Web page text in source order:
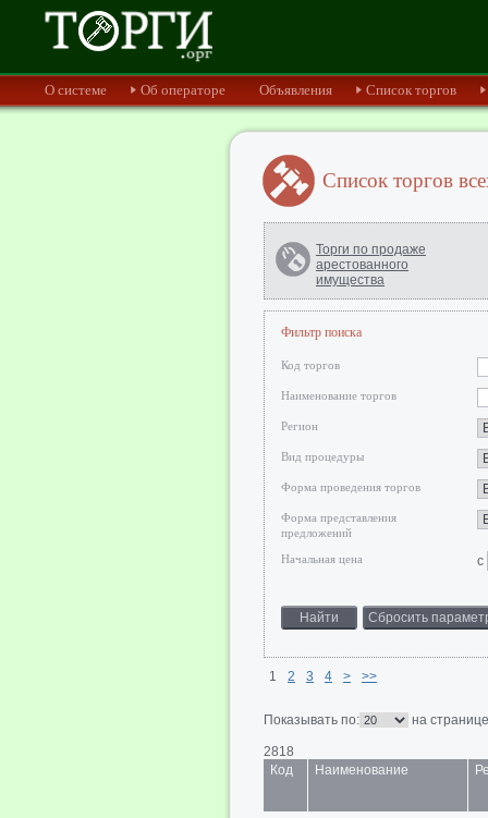
О системе Об операторе Объявления Список торгов
Список торгов
Торги по продаже
арестованного
имущества
Фильтр поиска
Код торгов
Наименование торгов
Регион
Вид процедуры
Форма проведения торгов
Форма представления
предложений
Начальная цена
c
1 2 3 4 > >>
Показывать по: на странице
2818
Код
Наименование